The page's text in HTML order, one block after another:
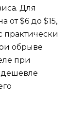
Для
от $6 до $15,
практически
обрыве
при
дешевле